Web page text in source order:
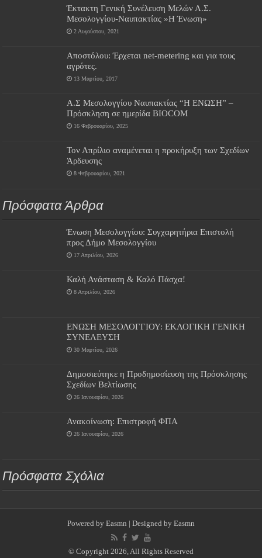
Έκτακτη Γενική Συνέλευση Μελών Α.Σ.
Μεσολογγίου-Ναυπακτίας »Η Ένωση»
2 Αυγούστου, 2021
Αποστόλου: Έρχεται net-metering και για τους
αγρότες.
13 Μαρτίου, 2017
Α.Σ Μεσολογγίου Ναυπακτίας “Η ΕΝΩΣΗ” –
Πρόσκληση σε ημερίδα BIOCOM
16 Φεβρουαρίου, 2025
Τον Απρίλιο αναμένεται η προκήρυξη των Σχεδίων
Άρδευσης
8 Φεβρουαρίου, 2021
Πρόσφατα Άρθρα
Ένωση Μεσολογγίου: Συγχαρητήρια Επιστολή
προς Δήμο Μεσολογγίου
17 Απριλίου, 2026
Καλή Ανάσταση & Καλό Πάσχα!
8 Απριλίου, 2026
ΕΝΩΣΗ ΜΕΣΟΛΟΓΓΙΟΥ: ΕΚΛΟΓΙΚΗ ΓΕΝΙΚΗ
ΣΥΝΕΛΕΥΣΗ
30 Μαρτίου, 2026
Δημοσιεύτηκε η Προδημοσίευση της Πρόσκλησης
Σχεδίων Βελτίωσης
26 Ιανουαρίου, 2026
Ανακοίνωση: Επιστροφή ΦΠΑ
26 Ιανουαρίου, 2026
Πρόσφατα Σχόλια
Powered by Easmn | Designed by Easmn
© Copyright 2026, All Rights Reserved